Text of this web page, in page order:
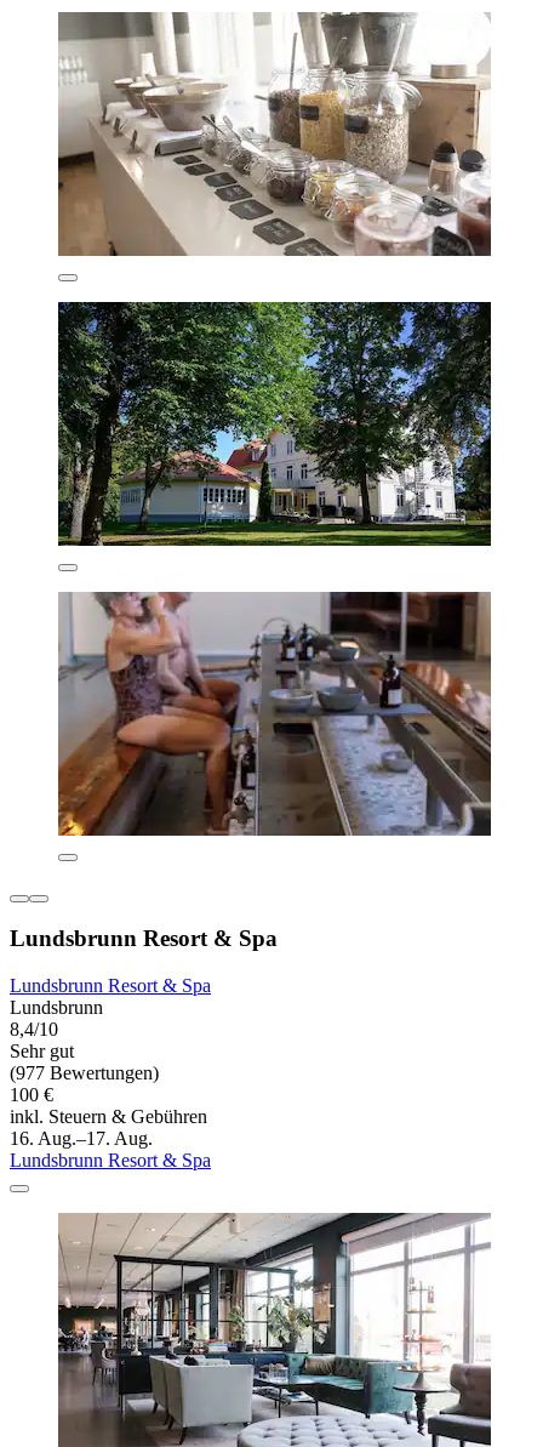
Lundsbrunn Resort & Spa
Lundsbrunn Resort & Spa
Lundsbrunn
8,4/10
Sehr gut
(977 Bewertungen)
100 €
inkl. Steuern & Gebühren
16. Aug.–17. Aug.
Lundsbrunn Resort & Spa